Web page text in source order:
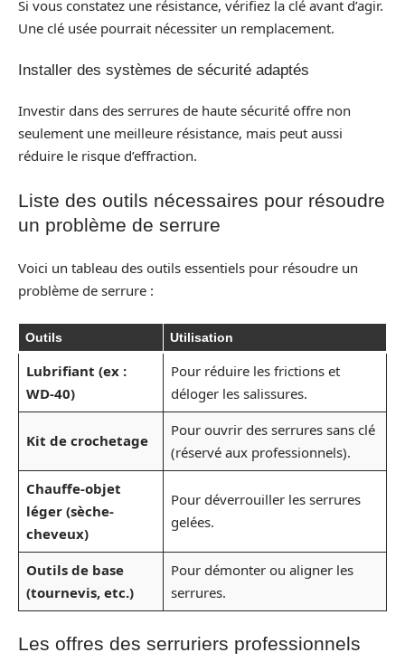
Si vous constatez une résistance, vérifiez la clé avant d’agir.
Une clé usée pourrait nécessiter un remplacement.
Installer des systèmes de sécurité adaptés
Investir dans des serrures de haute sécurité offre non
seulement une meilleure résistance, mais peut aussi
réduire le risque d’effraction.
Liste des outils nécessaires pour résoudre
un problème de serrure
Voici un tableau des outils essentiels pour résoudre un
problème de serrure :
Outils Utilisation
Lubrifiant (ex :
WD-40)
Pour réduire les frictions et
déloger les salissures.
Kit de crochetage
Pour ouvrir des serrures sans clé
(réservé aux professionnels).
Chauffe-objet
léger (sèche-
cheveux)
Pour déverrouiller les serrures
gelées.
Outils de base
(tournevis, etc.)
Pour démonter ou aligner les
serrures.
Les offres des serruriers professionnels